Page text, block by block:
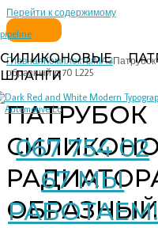
Перейти к содержимому
pipeline
СИЛИКОНОВЫЕ
ШЛАНГИ
067 754 02
67 МЫ
РАБОТАЕМ!
ГлавнаяКомплектыМАЗ
образный д 70 L225
ПАТРУБОК
ОБРАЗНЫЙ